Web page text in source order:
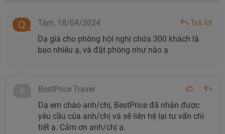
Tâm, 18/04/2024
Trả lời
Dạ giá cho phòng hội nghị chứa 300 khách là
bao nhiêu ạ, và đặt phòng như nào ạ
BestPrice Travel
Dạ em chào anh/chị, BestPrice đã nhận được
yêu cầu của anh/chị và sẽ liên hệ lại tư vấn chi
tiết ạ. Cảm ơn anh/chị ạ.